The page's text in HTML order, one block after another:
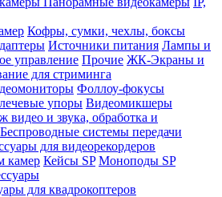
Кофры, сумки, чехлы, боксы
Источники питания Лампы и
управление Прочие ЖК-Экраны и
для стриминга
Фоллоу-фокусы
упоры Видеомикшеры
видео и звука, обработка и
Беспроводные системы передачи
для видеорекордеров
камер Кейсы SP Моноподы SP
для квадрокоптеров